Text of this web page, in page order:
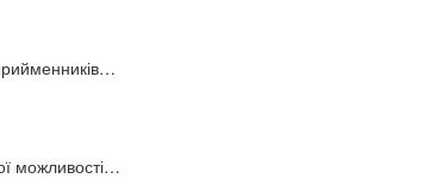
можливості…